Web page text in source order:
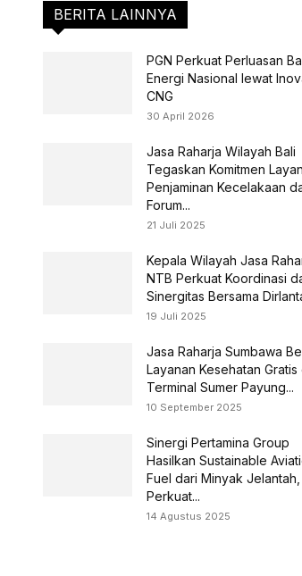
BERITA LAINNYA
PGN Perkuat Perluasan
Energi Nasional lewat
CNG
30 April 2026
Jasa Raharja Wilayah Bali
Tegaskan Komitmen
Penjaminan Kecelakaan
Forum...
21 Juli 2025
Kepala Wilayah Jasa
NTB Perkuat Koordinasi
Sinergitas Bersama
19 Juli 2025
Jasa Raharja Sumbawa
Layanan Kesehatan Gratis
Terminal Sumer Payung...
10 September 2025
Sinergi Pertamina Group
Hasilkan Sustainable
Fuel dari Minyak Jelantah,
Perkuat...
14 Agustus 2025